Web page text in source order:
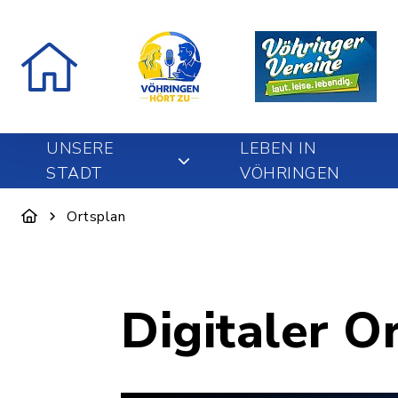
UNSERE
STADT
LEBEN IN
VÖHRINGEN
Ortsplan
Digitaler